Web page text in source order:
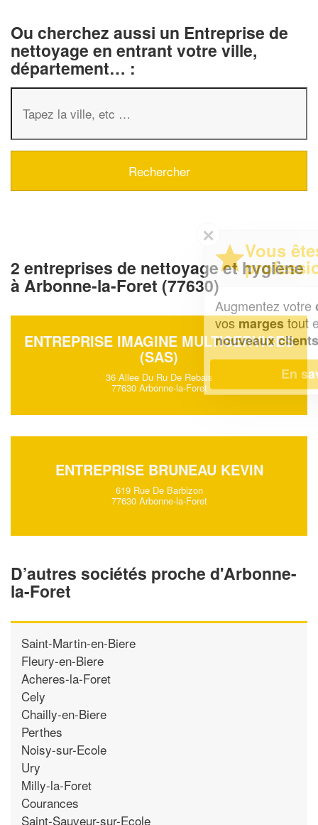
Ou cherchez aussi un Entreprise de
nettoyage en entrant votre ville,
département… :
2 entreprises de nettoyage et hygiène
à Arbonne-la-Foret (77630)
ENTREPRISE IMAGINE MULTISERVICES
(SAS)
36 Allee Du Ru De Rebais
77630 Arbonne-la-Foret
ENTREPRISE BRUNEAU KEVIN
619 Rue De Barbizon
77630 Arbonne-la-Foret
D’autres sociétés proche d'Arbonne-
la-Foret
Saint-Martin-en-Biere
Fleury-en-Biere
Acheres-la-Foret
Cely
Chailly-en-Biere
Perthes
Noisy-sur-Ecole
Ury
Milly-la-Foret
Courances
Saint-Sauveur-sur-Ecole
Vous êtes un
professionnel ?
chiffre d'affaireset
tout en gagnant de
nouveaux clients!
En savoir plus